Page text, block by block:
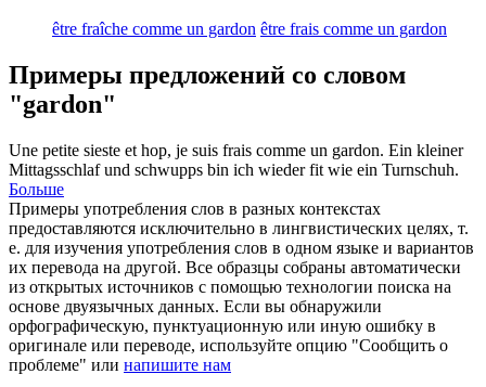
être fraîche comme un gardon être frais comme un gardon
Примеры предложений со словом
"gardon"
Une petite sieste et hop, je suis frais comme un gardon. Ein kleiner
Mittagsschlaf und schwupps bin ich wieder fit wie ein Turnschuh.
Больше
Примеры употребления слов в разных контекстах
предоставляются исключительно в лингвистических целях, т.
е. для изучения употребления слов в одном языке и вариантов
их перевода на другой. Все образцы собраны автоматически
из открытых источников с помощью технологии поиска на
основе двуязычных данных. Если вы обнаружили
орфографическую, пунктуационную или иную ошибку в
оригинале или переводе, используйте опцию "Сообщить о
проблеме" или напишите нам